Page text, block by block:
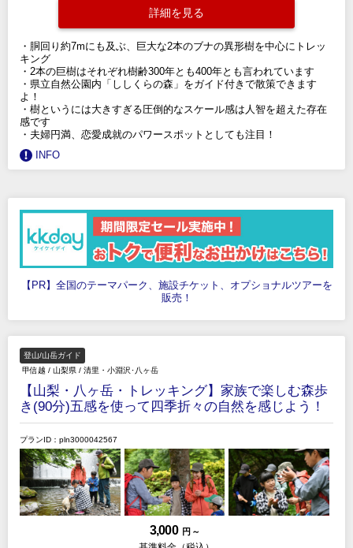
詳細を見る
・胴回り約7mにも及ぶ、巨大な2本のブナの異形樹を中心にトレッ
キング
・2本の巨樹はそれぞれ樹齢300年とも400年とも言われています
・県立自然公園内「ししくらの森」をガイド付きで散策できます
よ！
・樹というには大きすぎる圧倒的なスケール感は人智を超えた存在
感です
・夫婦円満、恋愛成就のパワースポットとしても注目！
INFO
【PR】全国のテーマパーク、施設チケット、オプショナルツアーを
販売！
登山/山岳ガイド
甲信越 / 山梨県 / 清里・小淵沢･八ヶ岳
【山梨・八ヶ岳・トレッキング】家族で楽しむ森歩
き(90分)五感を使って四季折々の自然を感じよう！
プランID：pln3000042567
3,000 円 ～